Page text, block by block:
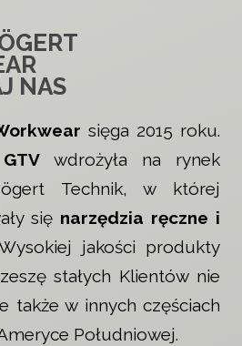
NAS
sięga 2015 roku.
GTV wdrożyła na rynek
Technik, w której
się narzędzia ręczne i
jakości produkty
stałych Klientów nie
także w innych częściach
Południowej.